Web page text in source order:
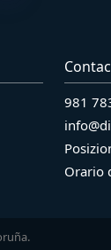
981
Orario